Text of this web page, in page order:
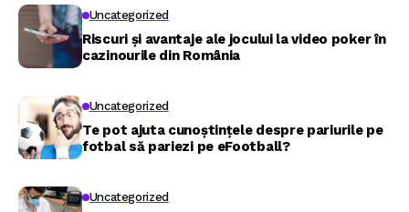
Uncategorized
Riscuri și avantaje ale jocului la video poker în
cazinourile din România
Uncategorized
Te pot ajuta cunoștințele despre pariurile pe
fotbal să pariezi pe eFootball?
Uncategorized